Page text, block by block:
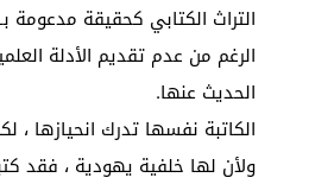
التراث الكتابي كحقيقة مدعومة
الرغم من عدم تقديم الأدلة
الحديث عنها.
الكاتبة نفسها تدرك انحيازها ،
ولأن لها خلفية يهودية ، فقد